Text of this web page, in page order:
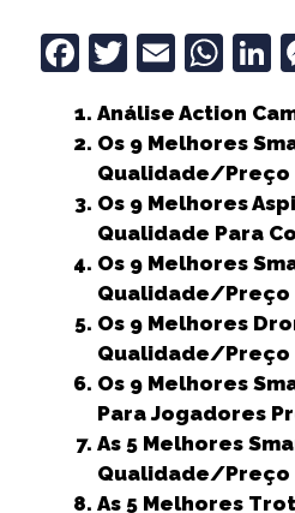
F
c
e
b
o
o
k
T
it
t
e
r
E
ai
l
W
a
ts
A
p
p
k
e
n
Análise Action
Os 9 Melhores
Qualidade/Preço
Os 9 Melhores
Qualidade Para
Os 9 Melhores
Qualidade/Preço
Os 9 Melhores
Qualidade/Preço
Os 9 Melhores
Para Jogadores
As 5 Melhores
Qualidade/Preço
As 5 Melhores